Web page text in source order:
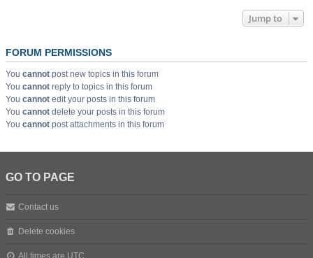
Jump to
FORUM PERMISSIONS
You cannot post new topics in this forum
You cannot reply to topics in this forum
You cannot edit your posts in this forum
You cannot delete your posts in this forum
You cannot post attachments in this forum
GO TO PAGE
Contact us
Delete cookies
All times are UTC